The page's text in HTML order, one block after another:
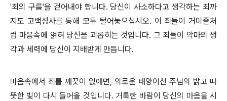
'죄의 구름'을 걷어내야 합니다. 당신이 사소하다고 생각하는 죄까
지도 고백성사를 통해 모두 털어놓으십시오. 이 죄들이 거미줄처
럼 마음속에 얽혀 당신을 괴롭히는 것입니다. 그 죄들이 악마의 생
각과 세력에 당신이 지배받게 만듭니다.
마음속에서 죄를 깨끗이 없애면, 의로운 태양이신 주님의 밝고 따
뜻한 빛이 다시 들어올 것입니다. 거룩한 바람이 당신의 마음을 시